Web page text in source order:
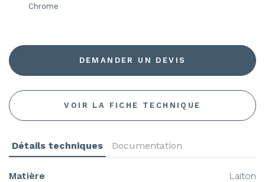
Chrome
DEMANDER UN DEVIS
VOIR LA FICHE TECHNIQUE
Détails techniques Documentation
Matière
Laiton